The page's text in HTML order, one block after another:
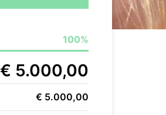
100%
€ 5.000,00
€ 5.000,00